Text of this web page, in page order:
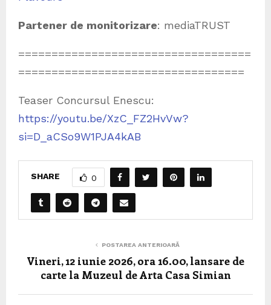
Partener de monitorizare: mediaTRUST
===================================
==================================
Teaser Concursul Enescu:
https://youtu.be/XzC_FZ2HvVw?
si=D_aCSo9W1PJA4kAB
SHARE 0
POSTAREA ANTERIOARĂ
Vineri, 12 iunie 2026, ora 16.00, lansare de
carte la Muzeul de Arta Casa Simian